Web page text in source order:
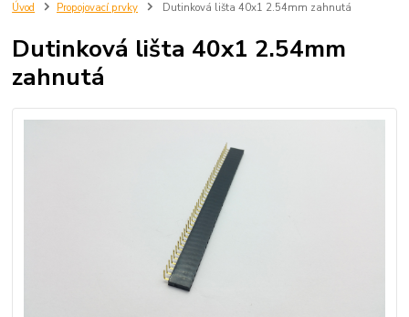
Úvod Propojovací prvky Dutinková lišta 40x1 2.54mm zahnutá
Dutinková lišta 40x1 2.54mm
zahnutá